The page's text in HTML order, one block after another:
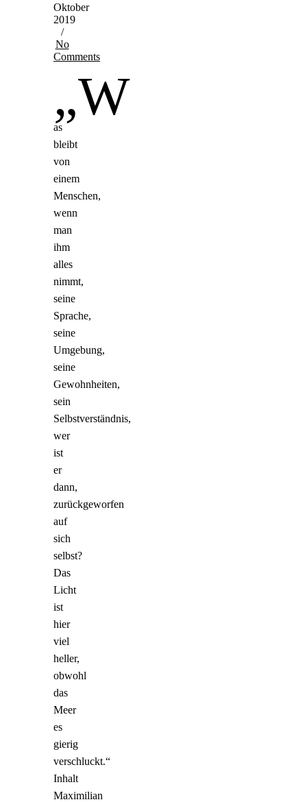
Oktober
2019
/
No
Comments
„W
as
bleibt
von
einem
Menschen,
wenn
man
ihm
alles
nimmt,
seine
Sprache,
seine
Umgebung,
seine
Gewohnheiten,
sein
Selbstverständnis,
wer
ist
er
dann,
zurückgeworfen
auf
sich
selbst?
Das
Licht
ist
hier
viel
heller,
obwohl
das
Meer
es
gierig
verschluckt.“
Inhalt
Maximilian